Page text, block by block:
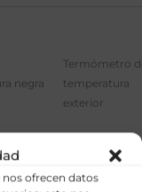
ofrecen datos
negra
Termómetro
temperatura
exterior
Testigo de